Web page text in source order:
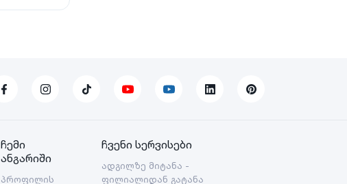
ჩემი
ანგარიში
პროფილის
ჩვენი სერვისები
ადგილზე მიტანა -
ფილიალიდან გატანა